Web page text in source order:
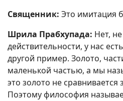
Священник: Это имитация
Шрила Прабхупада: Нет,
действительности, у нас
другой пример. Золото,
маленькой частью, а мы
это золото не сравнивается
Поэтому философия